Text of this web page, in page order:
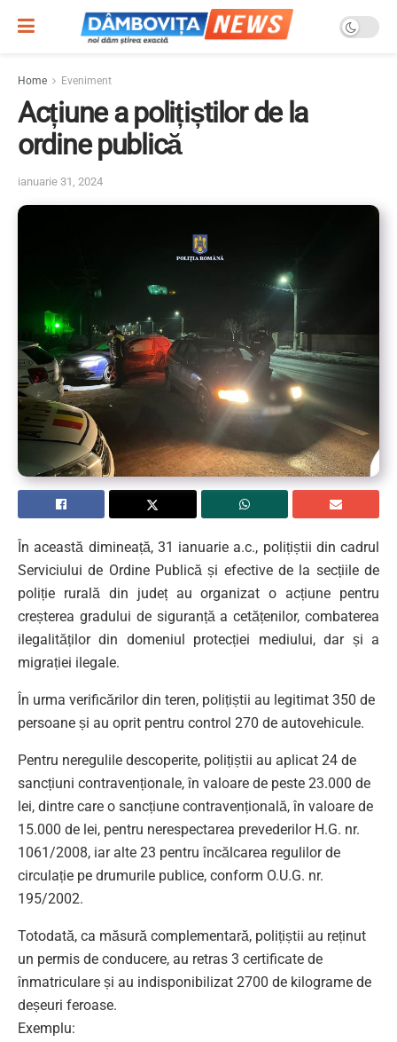
Home Eveniment
Acțiune a polițiștilor de la
ordine publică
ianuarie 31, 2024
În această dimineață, 31 ianuarie a.c., polițiștii din cadrul
Serviciului de Ordine Publică și efective de la secțiile de
poliție rurală din județ au organizat o acțiune pentru
creșterea gradului de siguranță a cetățenilor, combaterea
ilegalităților din domeniul protecției mediului, dar și a
migrației ilegale.
În urma verificărilor din teren, polițiștii au legitimat 350 de
persoane și au oprit pentru control 270 de autovehicule.
Pentru neregulile descoperite, polițiștii au aplicat 24 de
sancțiuni contravenționale, în valoare de peste 23.000 de
lei, dintre care o sancțiune contravențională, în valoare de
15.000 de lei, pentru nerespectarea prevederilor H.G. nr.
1061/2008, iar alte 23 pentru încălcarea regulilor de
circulație pe drumurile publice, conform O.U.G. nr.
195/2002.
Totodată, ca măsură complementară, polițiștii au reținut
un permis de conducere, au retras 3 certificate de
înmatriculare și au indisponibilizat 2700 de kilograme de
deșeuri feroase.
Exemplu: